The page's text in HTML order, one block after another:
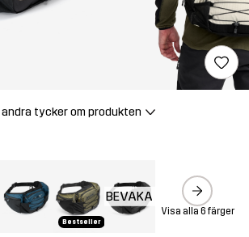
andra tycker om produkten
Bestseller
BEVAKA
Visa alla 6 färger